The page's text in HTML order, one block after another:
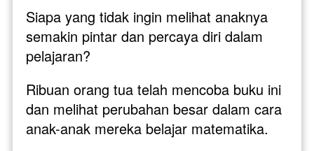
Siapa yang tidak ingin melihat anaknya
semakin pintar dan percaya diri dalam
pelajaran?
Ribuan orang tua telah mencoba buku ini
dan melihat perubahan besar dalam cara
anak-anak mereka belajar matematika.